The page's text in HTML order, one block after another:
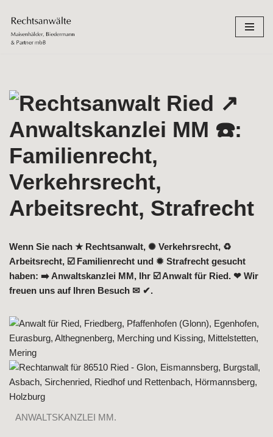
Zum
Inhalt
Wenn Sie nach ★ Rechtsanwalt, ✺ Verkehrsrecht, ♻
Arbeitsrecht, ☑️ Familienrecht und ✹ Strafrecht gesucht
haben: ➡️ Anwaltskanzlei MM, Ihr ☑️ Anwalt für Ried. ❤ Wir
freuen uns auf Ihren Besuch ✉ ✔.
ANWALTSKANZLEI MM.